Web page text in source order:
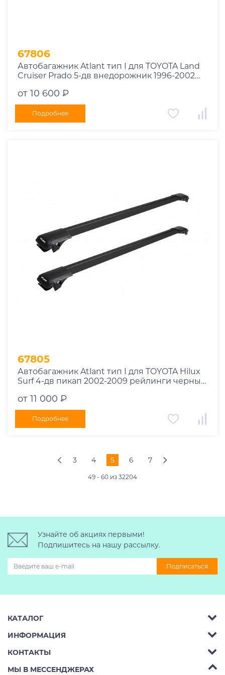
67806
Автобагажник Atlant тип I для TOYOTA Land
Cruiser Prado 5-дв внедорожник 1996-2002
10002+11115+11115
от 10 600 ₽
Подробнее
67805
Автобагажник Atlant тип I для TOYOTA Hilux
Surf 4-дв пикап 2002-2009 рейлинги черные
от 11 000 ₽
Подробнее
3 4 5 6 7
49 - 60 из 32204
Узнайте об акциях первыми!
Подпишитесь на нашу рассылку.
Подписаться
КАТАЛОГ
Багажник на крышу авто
Автобоксы
ИНФОРМАЦИЯ
Аренда
Ремонт
КОНТАКТЫ
Телефон: 8 (495) 2367486
МЫ В МЕССЕНДЖЕРАХ